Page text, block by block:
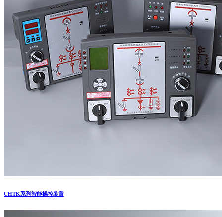
CHTK系列智能操控装置